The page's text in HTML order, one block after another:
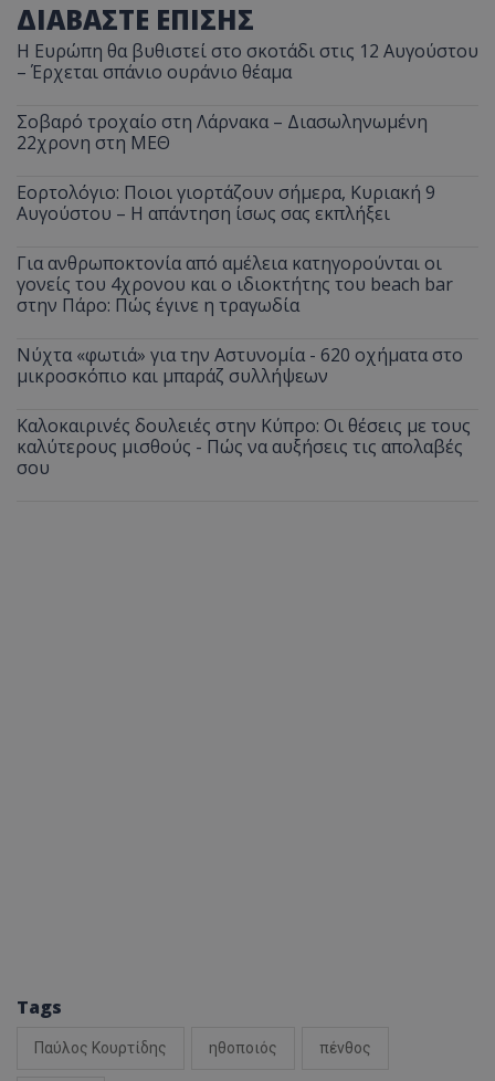
ΔΙΑΒΑΣΤΕ ΕΠΙΣΗΣ
Η Ευρώπη θα βυθιστεί στο σκοτάδι στις 12 Αυγούστου
– Έρχεται σπάνιο ουράνιο θέαμα
Σοβαρό τροχαίο στη Λάρνακα – Διασωληνωμένη
22χρονη στη ΜΕΘ
Εορτολόγιο: Ποιοι γιορτάζουν σήμερα, Κυριακή 9
Αυγούστου – Η απάντηση ίσως σας εκπλήξει
Για ανθρωποκτονία από αμέλεια κατηγορούνται οι
γονείς του 4χρονου και ο ιδιοκτήτης του beach bar
στην Πάρο: Πώς έγινε η τραγωδία
Νύχτα «φωτιά» για την Αστυνομία - 620 οχήματα στο
μικροσκόπιο και μπαράζ συλλήψεων
Καλοκαιρινές δουλειές στην Κύπρο: Οι θέσεις με τους
καλύτερους μισθούς - Πώς να αυξήσεις τις απολαβές
σου
Tags
Παύλος Κουρτίδης ηθοποιός πένθος